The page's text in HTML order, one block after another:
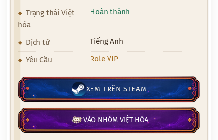
Trạng thái Việt
hóa
Hoàn thành
Dịch từ Tiếng Anh
Yêu Cầu Role VIP
XEM TRÊN STEAM
VÀO NHÓM VIỆT HÓA